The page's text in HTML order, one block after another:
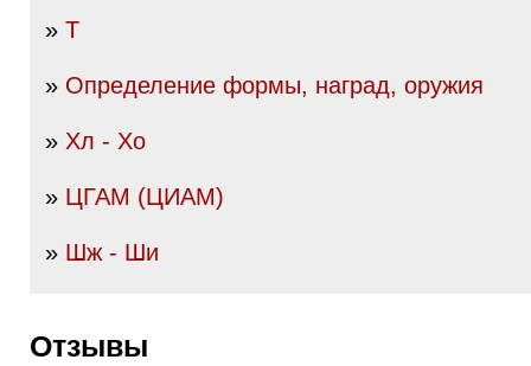
» Т
» Определение формы, наград, оружия
» Хл - Хо
» ЦГАМ (ЦИАМ)
» Шж - Ши
Отзывы